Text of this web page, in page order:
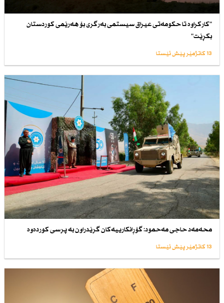
"كاركراوە تا حكومەتی عیراق سیستمی بەرگری بۆ هەرێمی كوردستان
بكڕێت"
13 کاتژمێر پێش ئێستا
محەمەد حاجی مەحمود: گۆڕانكارییەكان گرێدراون بە پرسی كوردەوە
13 کاتژمێر پێش ئێستا